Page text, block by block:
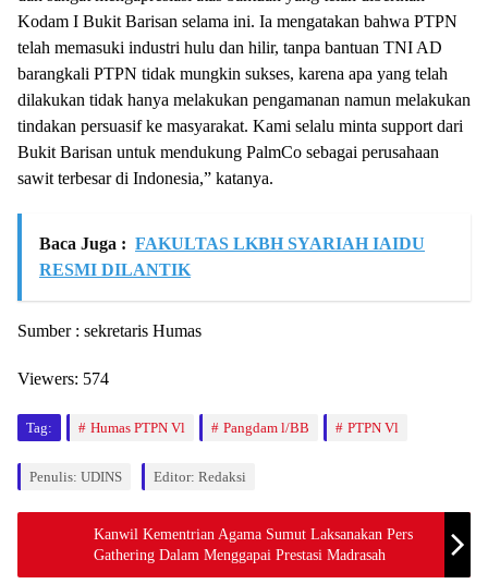
Kodam I Bukit Barisan selama ini. Ia mengatakan bahwa PTPN
telah memasuki industri hulu dan hilir, tanpa bantuan TNI AD
barangkali PTPN tidak mungkin sukses, karena apa yang telah
dilakukan tidak hanya melakukan pengamanan namun melakukan
tindakan persuasif ke masyarakat. Kami selalu minta support dari
Bukit Barisan untuk mendukung PalmCo sebagai perusahaan
sawit terbesar di Indonesia,” katanya.
Baca Juga : FAKULTAS LKBH SYARIAH IAIDU
RESMI DILANTIK
Sumber : sekretaris Humas
Viewers: 574
Tag: Humas PTPN Vl Pangdam l/BB PTPN Vl
Penulis: UDINS Editor: Redaksi
Kanwil Kementrian Agama Sumut Laksanakan Pers
Gathering Dalam Menggapai Prestasi Madrasah